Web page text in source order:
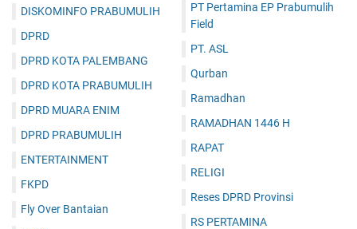
DISKOMINFO PRABUMULIH
DPRD
DPRD KOTA PALEMBANG
DPRD KOTA PRABUMULIH
DPRD MUARA ENIM
DPRD PRABUMULIH
ENTERTAINMENT
FKPD
Fly Over Bantaian
PT Pertamina EP Prabumulih
Field
PT. ASL
Qurban
Ramadhan
RAMADHAN 1446 H
RAPAT
RELIGI
Reses DPRD Provinsi
RS PERTAMINA